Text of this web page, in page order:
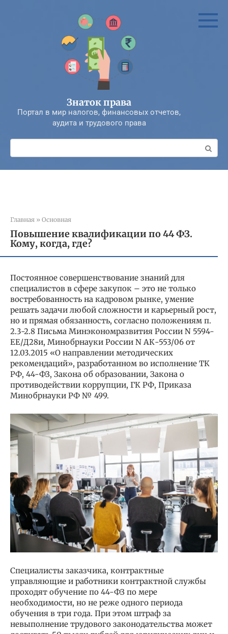
Знаток права
Портал в мир налогов, финансовых отчетов,
аудита и трудового права
Поиск:
Главная » Основная
Повышение квалификации по 44 ФЗ.
Кому, когда, где?
Постоянное совершенствование знаний для
специалистов в сфере закупок – это не только
востребованность на кадровом рынке, умение
решать задачи любой сложности и карьерный рост,
но и прямая обязанность, согласно положениям п.
2.3-2.8 Письма Минэкономразвития России N 5594-
ЕЕ/Д28и, Минобрнауки России N АК-553/06 от
12.03.2015 «О направлении методических
рекомендаций», разработанном во исполнение ТК
РФ, 44-ФЗ, Закона об образовании, Закона о
противодействии коррупции, ГК РФ, Приказа
Минобрнауки РФ № 499.
Специалисты заказчика, контрактные
управляющие и работники контрактной службы
проходят обучение по 44-ФЗ по мере
необходимости, но не реже одного периода
обучения в три года. При этом штраф за
невыполнение трудового законодательства может